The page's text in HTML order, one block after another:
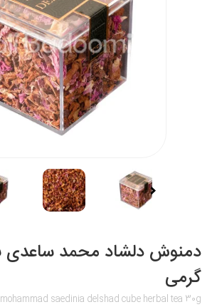
گرمی
mohammad saedinia delshad cube herbal tea 30g